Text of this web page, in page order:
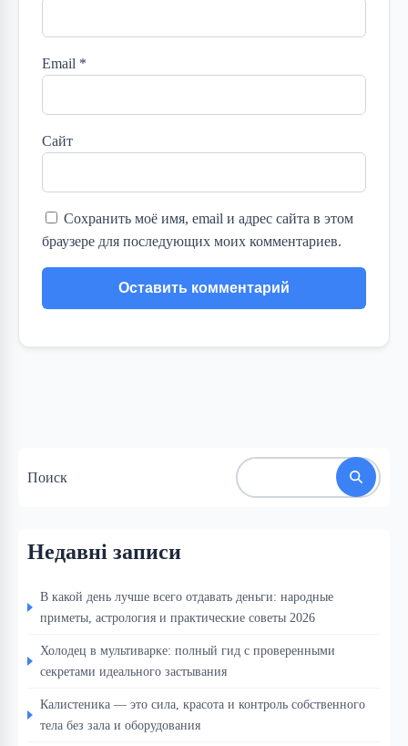
Email *
Сайт
Сохранить моё имя, email и адрес сайта в этом
браузере для последующих моих комментариев.
Поиск
Недавні записи
В какой день лучше всего отдавать деньги: народные
приметы, астрология и практические советы 2026
Холодец в мультиварке: полный гид с проверенными
секретами идеального застывания
Калистеника — это сила, красота и контроль собственного
тела без зала и оборудования